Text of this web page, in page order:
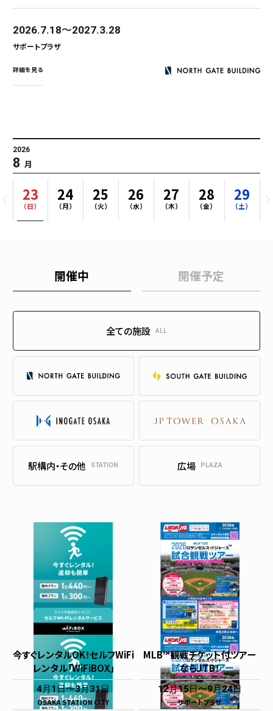
2026.7.18 2027.3.28
サポートプラザ
詳細を見る
2026
8 月
23
（日）
24
（月）
25
（火）
26
（水）
27
（木）
28
（金）
29
（土）
開催中 開催予定
全ての施設 ALL
駅構内・その他 STATION 広場 PLAZA
今すぐレンタルOK！セルフWiFi
レンタル「WiFiBOX」
4月1日 3月31日
OSAKA STATION CITY
MLB™観戦チケット付ツアー
ならJTB！
12月15日 9月24日
サポートプラザ